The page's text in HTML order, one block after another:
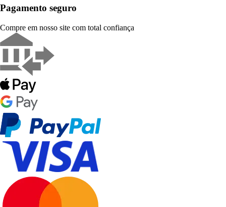
Pagamento seguro
Compre em nosso site com total confiança